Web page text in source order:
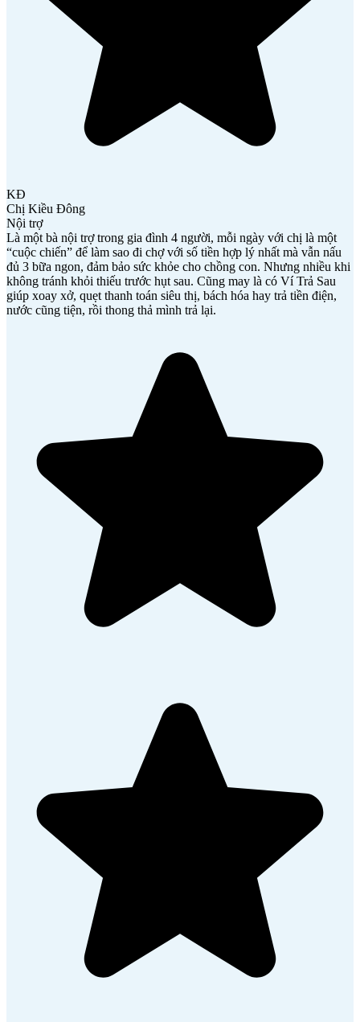
KĐ
Chị Kiều Đông
Nội trợ
Là một bà nội trợ trong gia đình 4 người, mỗi ngày với chị là một
“cuộc chiến” để làm sao đi chợ với số tiền hợp lý nhất mà vẫn nấu
đủ 3 bữa ngon, đảm bảo sức khỏe cho chồng con. Nhưng nhiều khi
không tránh khỏi thiếu trước hụt sau. Cũng may là có Ví Trả Sau
giúp xoay xở, quẹt thanh toán siêu thị, bách hóa hay trả tiền điện,
nước cũng tiện, rồi thong thả mình trả lại.